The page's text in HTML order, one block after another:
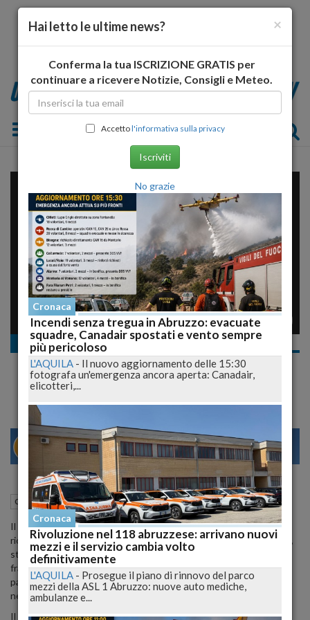
Toggle navigation
Cronaca nazionale
Napoli cala il tris contro il Sassuolo e torna
in vetta
NAPOLI 26 31
Cronaca nazionale Napoli (NA) 29 Ottobre 2017 20:20
Il Napoli cala il tris contro il Sassuolo al San Paolo, si impone 3-1, e
riconquista la vetta solitaria della classifica di Serie A con 31 punti,
staccando Juve e Lazio a 28. La squadra di Sarri domina la prima
frazione sul piano del gioco anche se rischia di andare al riposo in
parità, ma poi nella ripresa riprende le redini della gara allungando
nel punteggio contro un buon Sassuolo.
Il tecnico dei partenopei, anche in vista della sfida di Champions
×
Hai letto le ultime news?
Conferma la tua ISCRIZIONE GRATIS per
continuare a ricevere Notizie, Consigli e Meteo.
Accettol'informativa sulla privacy
Iscriviti
No grazie
Cronaca
Incendi senza tregua in Abruzzo: evacuate
squadre, Canadair spostati e vento sempre
più pericoloso
L'AQUILA - Il nuovo aggiornamento delle 15:30
fotografa un'emergenza ancora aperta: Canadair,
elicotteri,...
Cronaca
Rivoluzione nel 118 abruzzese: arrivano nuovi
mezzi e il servizio cambia volto
definitivamente
L'AQUILA - Prosegue il piano di rinnovo del parco
mezzi della ASL 1 Abruzzo: nuove auto mediche,
ambulanze e...